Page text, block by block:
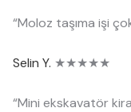
“Moloz taşıma işi
Selin Y. ★★★★★
“Mini ekskavatör